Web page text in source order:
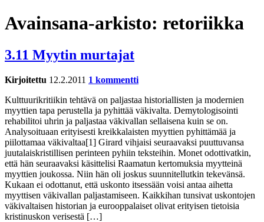
Avainsana-arkisto: retoriikka
3.11 Myytin murtajat
Kirjoitettu 12.2.2011 1 kommentti
Kulttuurikritiikin tehtävä on paljastaa historiallisten ja modernien
myyttien tapa perustella ja pyhittää väkivalta. Demytologisointi
rehabilitoi uhrin ja paljastaa väkivallan sellaisena kuin se on.
Analysoituaan erityisesti kreikkalaisten myyttien pyhittämää ja
piilottamaa väkivaltaa[1] Girard vihjaisi seuraavaksi puuttuvansa
juutalaiskristillisen perinteen pyhiin teksteihin. Monet odottivatkin,
että hän seuraavaksi käsittelisi Raamatun kertomuksia myytteinä
myyttien joukossa. Niin hän oli joskus suunnitellutkin tekevänsä.
Kukaan ei odottanut, että uskonto itsessään voisi antaa aihetta
myyttisen väkivallan paljastamiseen. Kaikkihan tunsivat uskontojen
väkivaltaisen historian ja eurooppalaiset olivat erityisen tietoisia
kristinuskon verisestä […]